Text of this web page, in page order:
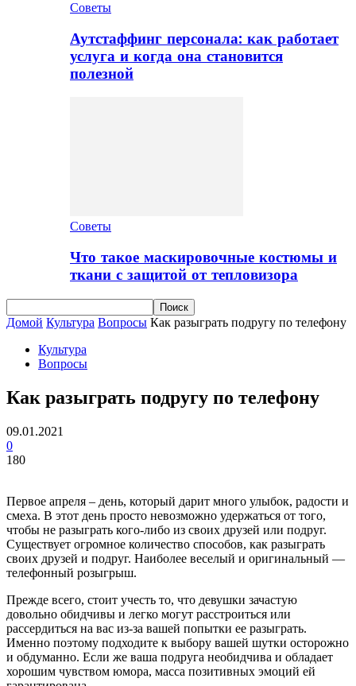
Советы
Аутстаффинг персонала: как работает
услуга и когда она становится
полезной
Советы
Что такое маскировочные костюмы и
ткани с защитой от тепловизора
Домой Культура Вопросы Как разыграть подругу по телефону
Культура
Вопросы
Как разыграть подругу по телефону
09.01.2021
0
180
Первое апреля – день, который дарит много улыбок, радости и
смеха. В этот день просто невозможно удержаться от того,
чтобы не разыграть кого-либо из своих друзей или подруг.
Существует огромное количество способов, как разыграть
своих друзей и подруг. Наиболее веселый и оригинальный —
телефонный розыгрыш.
Прежде всего, стоит учесть то, что девушки зачастую
довольно обидчивы и легко могут расстроиться или
рассердиться на вас из-за вашей попытки ее разыграть.
Именно поэтому подходите к выбору вашей шутки осторожно
и обдуманно. Если же ваша подруга необидчива и обладает
хорошим чувством юмора, масса позитивных эмоций ей